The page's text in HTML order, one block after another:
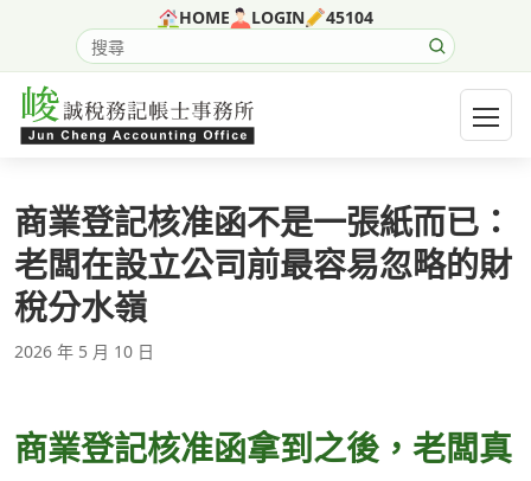
HOME LOGIN 45104
搜尋網站內容
開啟
商業登記核准函不是一張紙而已：
老闆在設立公司前最容易忽略的財
稅分水嶺
2026 年 5 月 10 日
商業登記核准函拿到之後，老闆真